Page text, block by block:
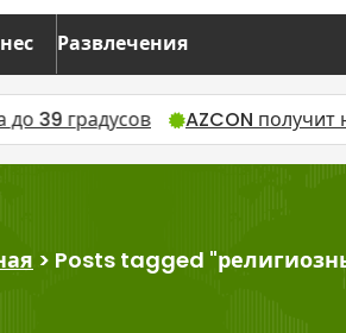
Развлечения
AZCON получит новые
> Posts tagged